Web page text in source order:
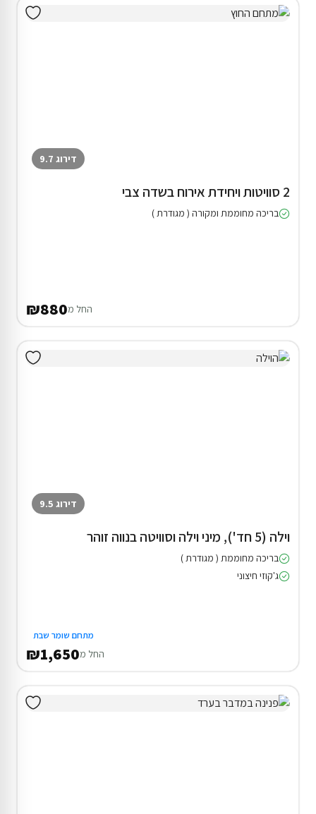
דירוג 9.7
2 סוויטות ויחידת אירוח בשדה צבי
בריכה מחוממת ומקורה ( מגודרת )
החל מ₪880
דירוג 9.5
וילה (5 חד'), מיני וילה וסוויטה בנווה זוהר
בריכה מחוממת ( מגודרת )
ג'קוזי חיצוני
מתחם שומר שבת
החל מ₪1,650